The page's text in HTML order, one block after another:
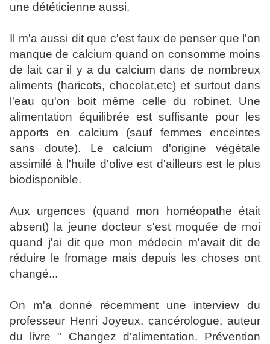
une dététicienne aussi.
Il m'a aussi dit que c'est faux de penser que l'on
manque de calcium quand on consomme moins
de lait car il y a du calcium dans de nombreux
aliments (haricots, chocolat,etc) et surtout dans
l'eau qu'on boit même celle du robinet. Une
alimentation équilibrée est suffisante pour les
apports en calcium (sauf femmes enceintes
sans doute). Le calcium d'origine végétale
assimilé à l'huile d'olive est d'ailleurs est le plus
biodisponible.
Aux urgences (quand mon homéopathe était
absent) la jeune docteur s'est moquée de moi
quand j'ai dit que mon médecin m'avait dit de
réduire le fromage mais depuis les choses ont
changé...
On m'a donné récemment une interview du
professeur Henri Joyeux, cancérologue, auteur
du livre " Changez d'alimentation. Prévention